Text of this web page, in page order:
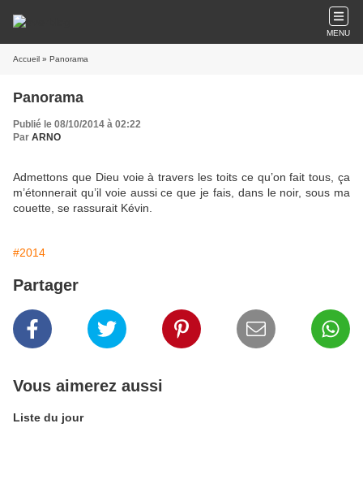
MENU
Accueil » Panorama
Panorama
Publié le 08/10/2014 à 02:22
Par ARNO
Admettons que Dieu voie à travers les toits ce qu’on fait tous, ça
m’étonnerait qu’il voie aussi ce que je fais, dans le noir, sous ma
couette, se rassurait Kévin.
#2014
Partager
Vous aimerez aussi
Liste du jour